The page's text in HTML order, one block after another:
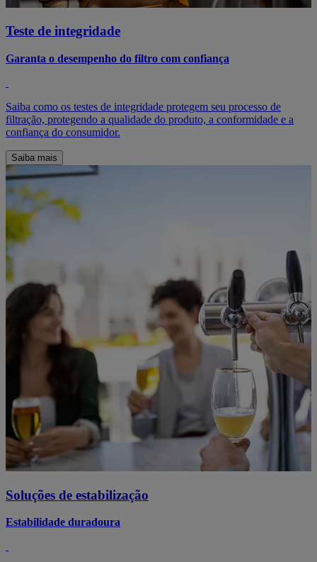
Teste de integridade
Garanta o desempenho do filtro com confiança
Saiba como os testes de integridade protegem seu processo de
filtração, protegendo a qualidade do produto, a conformidade e a
confiança do consumidor.
Saiba mais
Soluções de estabilização
Estabilidade duradoura